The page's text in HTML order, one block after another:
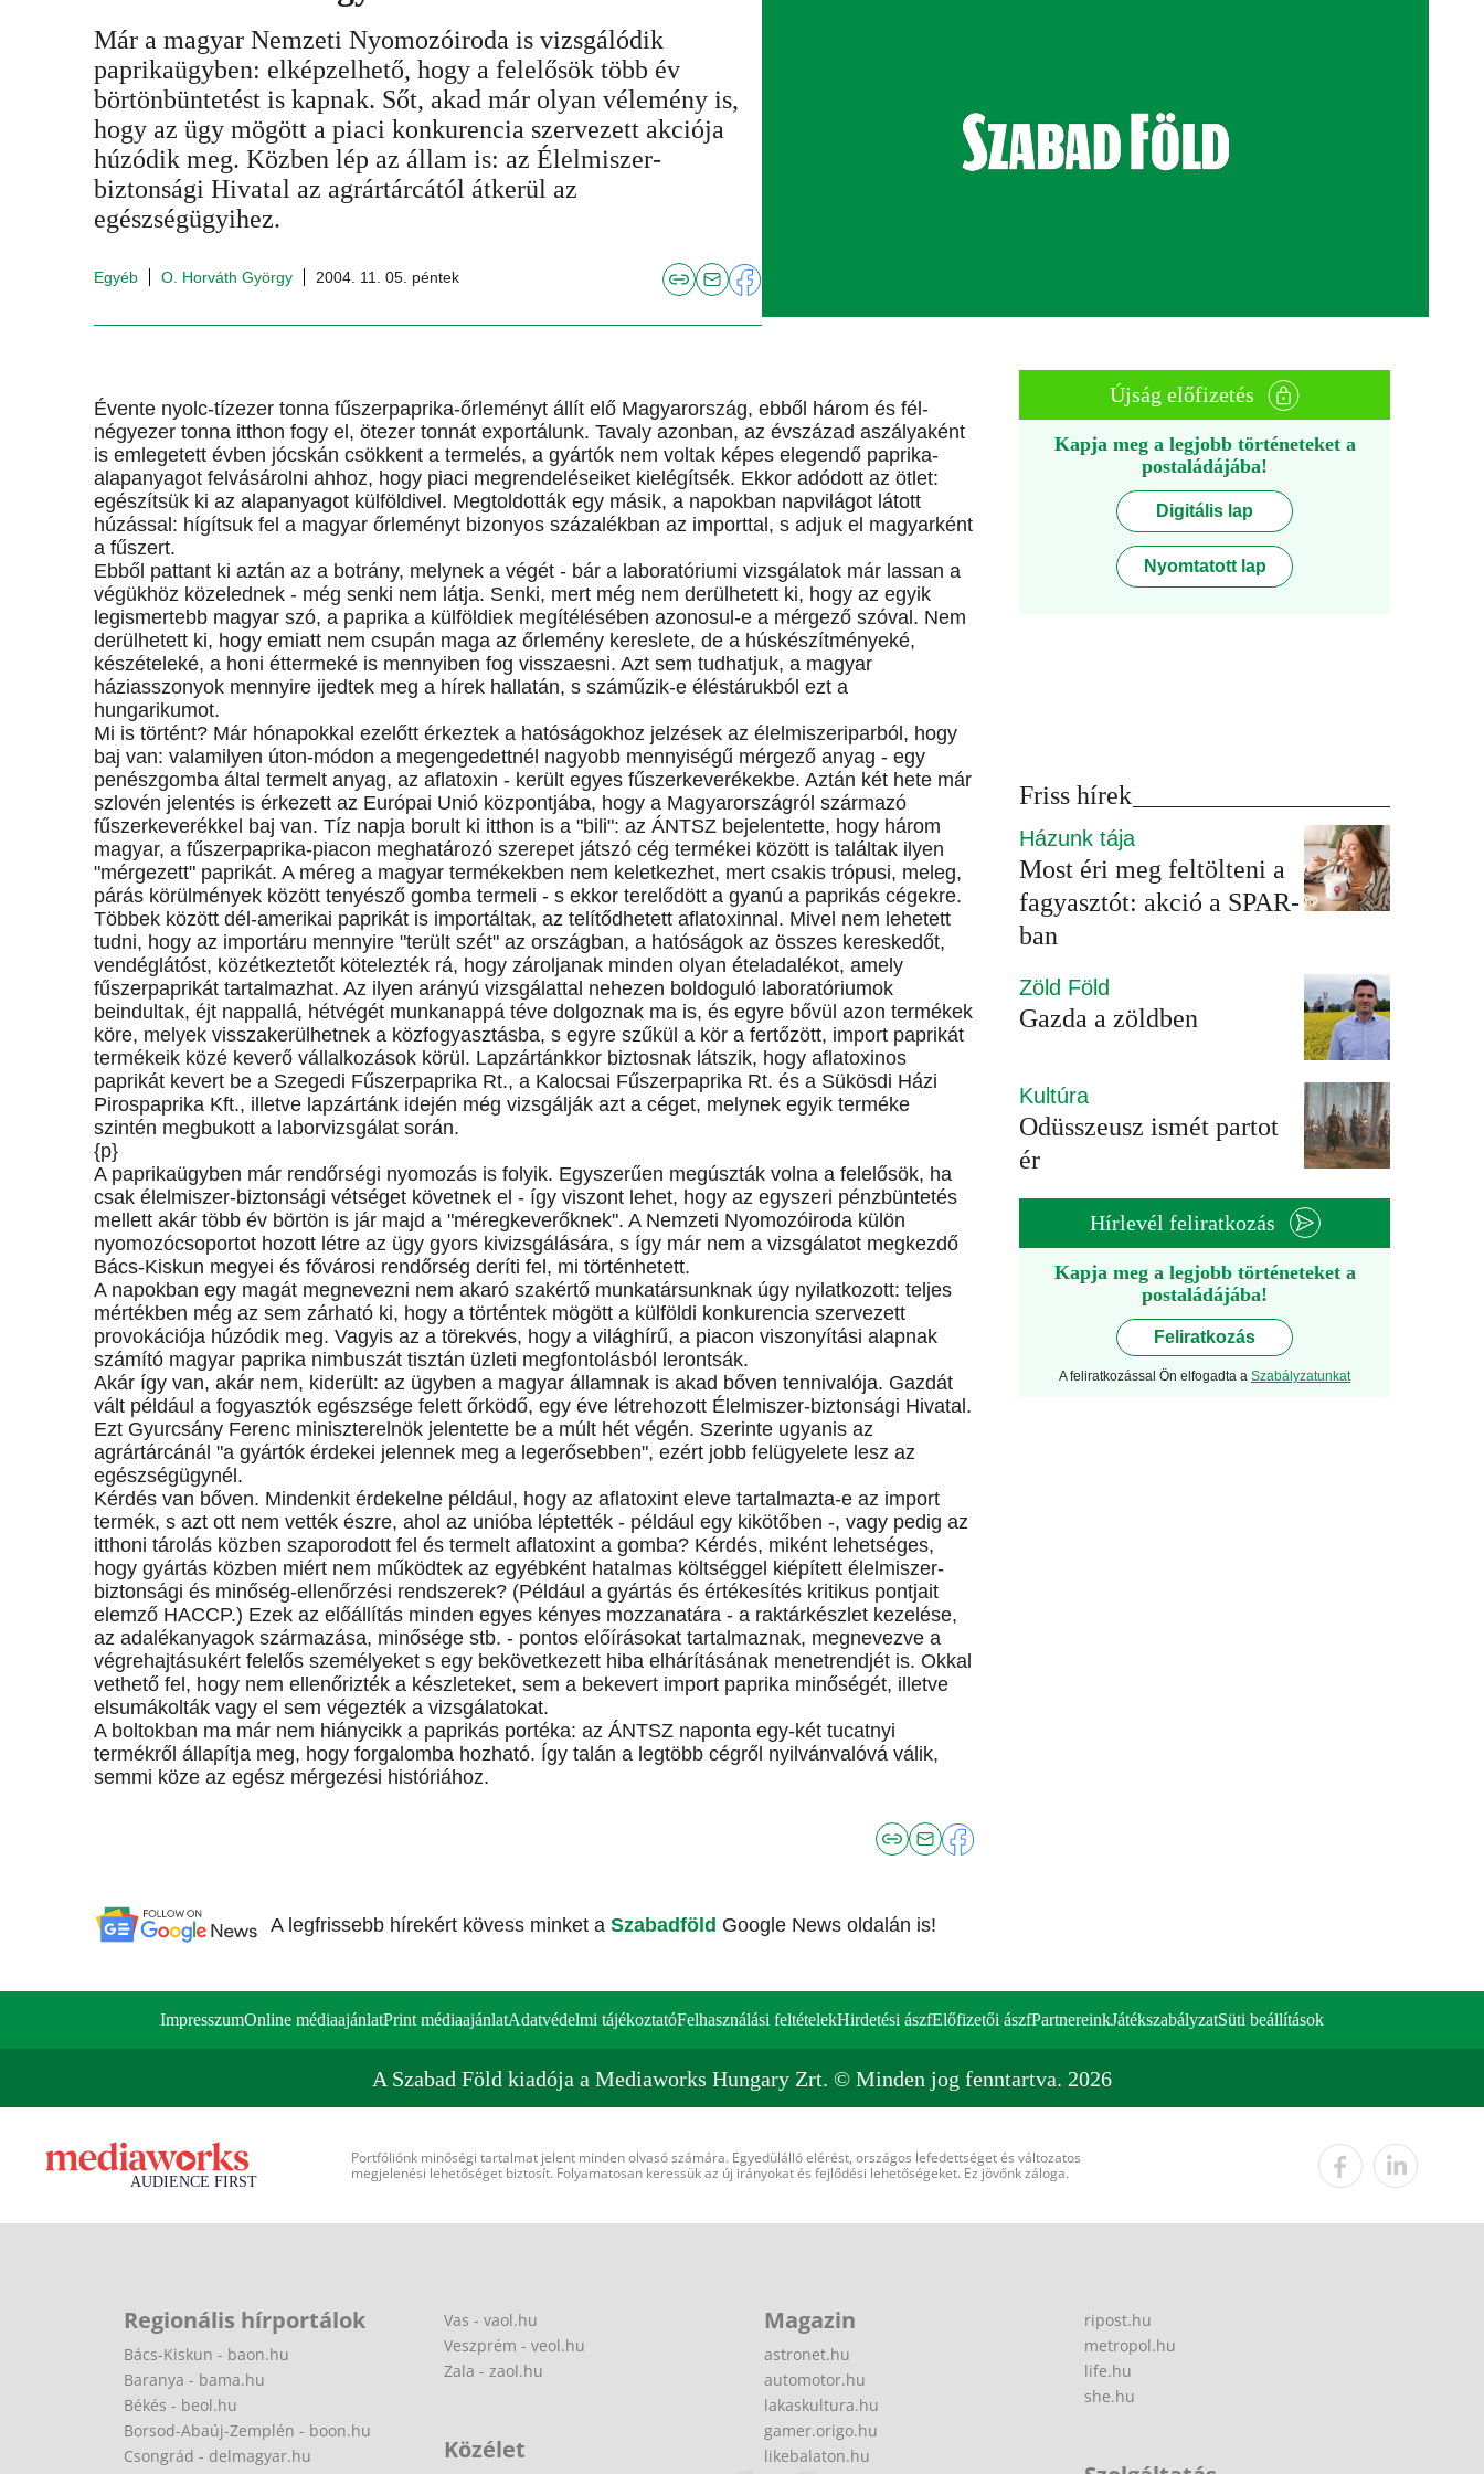
Már a magyar Nemzeti Nyomozóiroda is vizsgálódik
paprikaügyben: elképzelhető, hogy a felelősök több év
börtönbüntetést is kapnak. Sőt, akad már olyan vélemény is,
hogy az ügy mögött a piaci konkurencia szervezett akciója
húzódik meg. Közben lép az állam is: az Élelmiszer-
biztonsági Hivatal az agrártárcától átkerül az
egészségügyihez.
Egyéb O. Horváth György 2004. 11. 05. péntek
Évente nyolc-tízezer tonna fűszerpaprika-őrleményt állít elő Magyarország, ebből három és fél-
négyezer tonna itthon fogy el, ötezer tonnát exportálunk. Tavaly azonban, az évszázad aszályaként
is emlegetett évben jócskán csökkent a termelés, a gyártók nem voltak képes elegendő paprika-
alapanyagot felvásárolni ahhoz, hogy piaci megrendeléseiket kielégítsék. Ekkor adódott az ötlet:
egészítsük ki az alapanyagot külföldivel. Megtoldották egy másik, a napokban napvilágot látott
húzással: hígítsuk fel a magyar őrleményt bizonyos százalékban az importtal, s adjuk el magyarként
a fűszert.
Ebből pattant ki aztán az a botrány, melynek a végét - bár a laboratóriumi vizsgálatok már lassan a
végükhöz közelednek - még senki nem látja. Senki, mert még nem derülhetett ki, hogy az egyik
legismertebb magyar szó, a paprika a külföldiek megítélésében azonosul-e a mérgező szóval. Nem
derülhetett ki, hogy emiatt nem csupán maga az őrlemény kereslete, de a húskészítményeké,
készételeké, a honi éttermeké is mennyiben fog visszaesni. Azt sem tudhatjuk, a magyar
háziasszonyok mennyire ijedtek meg a hírek hallatán, s száműzik-e éléstárukból ezt a
hungarikumot.
Mi is történt? Már hónapokkal ezelőtt érkeztek a hatóságokhoz jelzések az élelmiszeriparból, hogy
baj van: valamilyen úton-módon a megengedettnél nagyobb mennyiségű mérgező anyag - egy
penészgomba által termelt anyag, az aflatoxin - került egyes fűszerkeverékekbe. Aztán két hete már
szlovén jelentés is érkezett az Európai Unió központjába, hogy a Magyarországról származó
fűszerkeverékkel baj van. Tíz napja borult ki itthon is a "bili": az ÁNTSZ bejelentette, hogy három
magyar, a fűszerpaprika-piacon meghatározó szerepet játszó cég termékei között is találtak ilyen
"mérgezett" paprikát. A méreg a magyar termékekben nem keletkezhet, mert csakis trópusi, meleg,
párás körülmények között tenyésző gomba termeli - s ekkor terelődött a gyanú a paprikás cégekre.
Többek között dél-amerikai paprikát is importáltak, az telítődhetett aflatoxinnal. Mivel nem lehetett
tudni, hogy az importáru mennyire "terült szét" az országban, a hatóságok az összes kereskedőt,
vendéglátóst, közétkeztetőt kötelezték rá, hogy zároljanak minden olyan ételadalékot, amely
fűszerpaprikát tartalmazhat. Az ilyen arányú vizsgálattal nehezen boldoguló laboratóriumok
beindultak, éjt nappallá, hétvégét munkanappá téve dolgoznak ma is, és egyre bővül azon termékek
köre, melyek visszakerülhetnek a közfogyasztásba, s egyre szűkül a kör a fertőzött, import paprikát
termékeik közé keverő vállalkozások körül. Lapzártánkkor biztosnak látszik, hogy aflatoxinos
paprikát kevert be a Szegedi Fűszerpaprika Rt., a Kalocsai Fűszerpaprika Rt. és a Sükösdi Házi
Pirospaprika Kft., illetve lapzártánk idején még vizsgálják azt a céget, melynek egyik terméke
szintén megbukott a laborvizsgálat során.
{p}
A paprikaügyben már rendőrségi nyomozás is folyik. Egyszerűen megúszták volna a felelősök, ha
csak élelmiszer-biztonsági vétséget követnek el - így viszont lehet, hogy az egyszeri pénzbüntetés
mellett akár több év börtön is jár majd a "méregkeverőknek". A Nemzeti Nyomozóiroda külön
nyomozócsoportot hozott létre az ügy gyors kivizsgálására, s így már nem a vizsgálatot megkezdő
Bács-Kiskun megyei és fővárosi rendőrség deríti fel, mi történhetett.
A napokban egy magát megnevezni nem akaró szakértő munkatársunknak úgy nyilatkozott: teljes
mértékben még az sem zárható ki, hogy a történtek mögött a külföldi konkurencia szervezett
provokációja húzódik meg. Vagyis az a törekvés, hogy a világhírű, a piacon viszonyítási alapnak
számító magyar paprika nimbuszát tisztán üzleti megfontolásból lerontsák.
Akár így van, akár nem, kiderült: az ügyben a magyar államnak is akad bőven tennivalója. Gazdát
vált például a fogyasztók egészsége felett őrködő, egy éve létrehozott Élelmiszer-biztonsági Hivatal.
Ezt Gyurcsány Ferenc miniszterelnök jelentette be a múlt hét végén. Szerinte ugyanis az
agrártárcánál "a gyártók érdekei jelennek meg a legerősebben", ezért jobb felügyelete lesz az
egészségügynél.
Kérdés van bőven. Mindenkit érdekelne például, hogy az aflatoxint eleve tartalmazta-e az import
termék, s azt ott nem vették észre, ahol az unióba léptették - például egy kikötőben -, vagy pedig az
itthoni tárolás közben szaporodott fel és termelt aflatoxint a gomba? Kérdés, miként lehetséges,
hogy gyártás közben miért nem működtek az egyébként hatalmas költséggel kiépített élelmiszer-
biztonsági és minőség-ellenőrzési rendszerek? (Például a gyártás és értékesítés kritikus pontjait
elemző HACCP.) Ezek az előállítás minden egyes kényes mozzanatára - a raktárkészlet kezelése,
az adalékanyagok származása, minősége stb. - pontos előírásokat tartalmaznak, megnevezve a
végrehajtásukért felelős személyeket s egy bekövetkezett hiba elhárításának menetrendjét is. Okkal
vethető fel, hogy nem ellenőrizték a készleteket, sem a bekevert import paprika minőségét, illetve
elsumákolták vagy el sem végezték a vizsgálatokat.
A boltokban ma már nem hiánycikk a paprikás portéka: az ÁNTSZ naponta egy-két tucatnyi
termékről állapítja meg, hogy forgalomba hozható. Így talán a legtöbb cégről nyilvánvalóvá válik,
semmi köze az egész mérgezési históriához.
A legfrissebb hírekért kövess minket a Szabadföld Google News oldalán is!
Újság előfizetés
Kapja meg a legjobb történeteket a
postaládájába!
Digitális lap
Nyomtatott lap
Friss hírek
Házunk tája
Most éri meg feltölteni a
fagyasztót: akció a SPAR-
ban
Zöld Föld
Gazda a zöldben
Kultúra
Odüsszeusz ismét partot
ér
Hírlevél feliratkozás
Kapja meg a legjobb történeteket a
postaládájába!
Feliratkozás
A feliratkozással Ön elfogadta a Szabályzatunkat
ImpresszumOnline médiaajánlatPrint médiaajánlatAdatvédelmi tájékoztatóFelhasználási feltételekHirdetési ászfElőfizetői ászfPartnereinkJátékszabályzatSüti beállítások
A Szabad Föld kiadója a Mediaworks Hungary Zrt. © Minden jog fenntartva. 2026
Portfóliónk minőségi tartalmat jelent minden olvasó számára. Egyedülálló elérést, országos lefedettséget és változatos
megjelenési lehetőséget biztosít. Folyamatosan keressük az új irányokat és fejlődési lehetőségeket. Ez jövőnk záloga.
Regionális hírportálok
Bács-Kiskun - baon.hu
Baranya - bama.hu
Békés - beol.hu
Borsod-Abaúj-Zemplén - boon.hu
Csongrád - delmagyar.hu
Vas - vaol.hu
Veszprém - veol.hu
Zala - zaol.hu
Közélet
Magazin
astronet.hu
automotor.hu
lakaskultura.hu
gamer.origo.hu
likebalaton.hu
ripost.hu
metropol.hu
life.hu
she.hu